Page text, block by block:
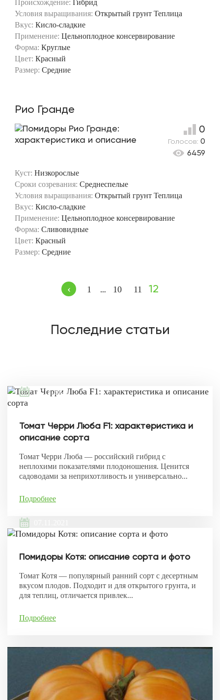
Происхождение:
Гибрид
Условия выращивания: Открытый грунт Теплица
Вкус: Кисло-сладкие
Применение: Цельноплодное консервирование
Форма: Круглые
Цвет: Красный
Размер: Средние
Рио Гранде
Куст: Низкорослые
Сроки созревания: Среднеспелые
Условия выращивания: Открытый грунт Теплица
Вкус: Кисло-сладкие
Применение: Цельноплодное консервирование
Форма: Сливовидные
Цвет: Красный
Размер: Средние
0
Голосов: 0
6459
‹ 1 … 10 11 12
Последние статьи
08.11.2021
Томат Черри Люба F1: характеристика и
описание сорта
Томат Черри Люба — российский гибрид с
неплохими показателями плодоношения. Ценится
садоводами за неприхотливость и универсально...
Подробнее
Помидоры Котя: описание сорта и фото
Томат Котя — популярный ранний сорт с десертным
вкусом плодов. Подходит и для открытого грунта, и
для теплиц, отличается привлек...
Подробнее